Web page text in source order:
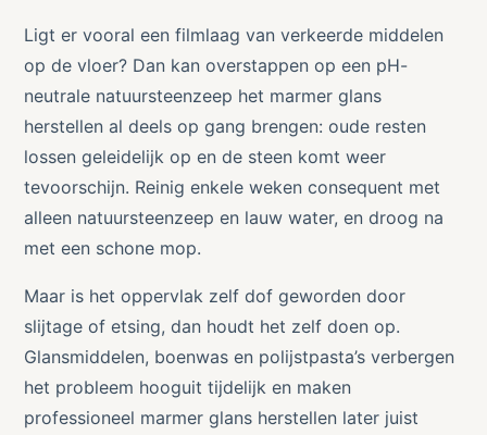
Ligt er vooral een filmlaag van verkeerde middelen
op de vloer? Dan kan overstappen op een pH-
neutrale natuursteenzeep het marmer glans
herstellen al deels op gang brengen: oude resten
lossen geleidelijk op en de steen komt weer
tevoorschijn. Reinig enkele weken consequent met
alleen natuursteenzeep en lauw water, en droog na
met een schone mop.
Maar is het oppervlak zelf dof geworden door
slijtage of etsing, dan houdt het zelf doen op.
Glansmiddelen, boenwas en polijstpasta’s verbergen
het probleem hooguit tijdelijk en maken
professioneel marmer glans herstellen later juist